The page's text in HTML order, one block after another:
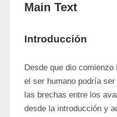
Main Text
Introducción
Desde que dio
el ser humano podría
las brechas entre los
desde la introducción y